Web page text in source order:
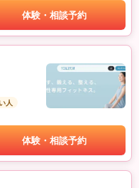
体験・相談予約
人
体験・相談予約